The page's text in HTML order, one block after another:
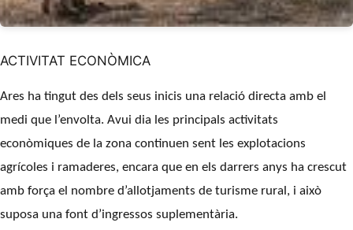
ACTIVITAT ECONÒMICA
Ares ha tingut des dels seus inicis una relació directa amb el
medi que l’envolta. Avui dia les principals activitats
econòmiques de la zona continuen sent les explotacions
agrícoles i ramaderes, encara que en els darrers anys ha crescut
amb força el nombre d’allotjaments de turisme rural, i això
suposa una font d’ingressos suplementària.